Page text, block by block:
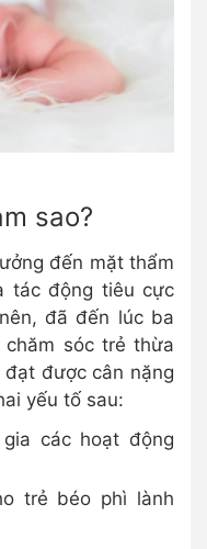
sao?
đến mặt thẩm
tác động tiêu cực
đã đến lúc ba
sóc trẻ thừa
được cân nặng
yếu tố sau:
các hoạt động
trẻ béo phì lành